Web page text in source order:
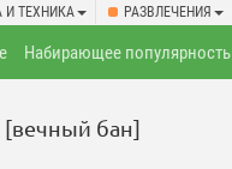
И ТЕХНИКА РАЗВЛЕЧЕНИЯ
Набирающее популярность
[вечный бан]